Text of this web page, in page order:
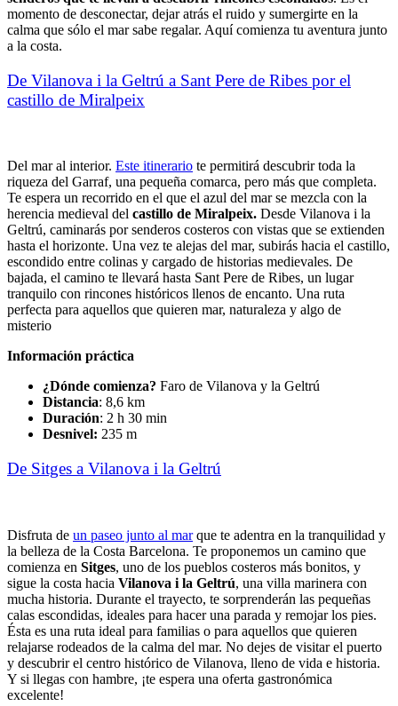
momento de desconectar, dejar atrás el ruido y sumergirte en la
calma que sólo el mar sabe regalar. Aquí comienza tu aventura junto
a la costa.
De Vilanova i la Geltrú a Sant Pere de Ribes por el
castillo de Miralpeix
Del mar al interior. Este itinerario te permitirá descubrir toda la
riqueza del Garraf, una pequeña comarca, pero más que completa.
Te espera un recorrido en el que el azul del mar se mezcla con la
herencia medieval del castillo de Miralpeix. Desde Vilanova i la
Geltrú, caminarás por senderos costeros con vistas que se extienden
hasta el horizonte. Una vez te alejas del mar, subirás hacia el castillo,
escondido entre colinas y cargado de historias medievales. De
bajada, el camino te llevará hasta Sant Pere de Ribes, un lugar
tranquilo con rincones históricos llenos de encanto. Una ruta
perfecta para aquellos que quieren mar, naturaleza y algo de
misterio
Información práctica
¿Dónde comienza? Faro de Vilanova y la Geltrú
Distancia: 8,6 km
Duración: 2 h 30 min
Desnivel: 235 m
De Sitges a Vilanova i la Geltrú
Disfruta de un paseo junto al marque te adentra en la tranquilidad y
la belleza de la Costa Barcelona. Te proponemos un camino que
comienza en Sitges, uno de los pueblos costeros más bonitos, y
sigue la costa hacia Vilanova i la Geltrú, una villa marinera con
mucha historia. Durante el trayecto, te sorprenderán las pequeñas
calas escondidas, ideales para hacer una parada y remojar los pies.
Ésta es una ruta ideal para familias o para aquellos que quieren
relajarse rodeados de la calma del mar. No dejes de visitar el puerto
y descubrir el centro histórico de Vilanova, lleno de vida e historia.
Y si llegas con hambre, ¡te espera una oferta gastronómica
excelente!